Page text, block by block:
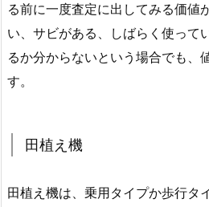
る前に一度査定に出してみる価値
い、サビがある、しばらく使って
るか分からないという場合でも、
す。
田植え機
田植え機は、乗用タイプか歩行タ